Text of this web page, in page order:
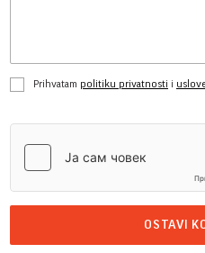
Prihvatam politiku privatnosti i
OSTAVI